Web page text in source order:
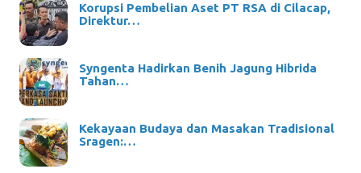
Korupsi Pembelian Aset PT RSA di Cilacap,
Direktur…
Syngenta Hadirkan Benih Jagung Hibrida
Tahan…
Kekayaan Budaya dan Masakan Tradisional
Sragen:…